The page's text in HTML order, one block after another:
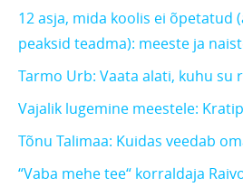
12 asja, mida koolis ei õpetatud
peaksid teadma): meeste ja
Tarmo Urb: Vaata alati, kuhu su
Vajalik lugemine meestele:
Tõnu Talimaa: Kuidas veedab
“Vaba mehe tee“ korraldaja